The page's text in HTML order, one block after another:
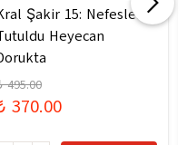
Şakir 15: Nefesler
Heyecan
495.00
370.00